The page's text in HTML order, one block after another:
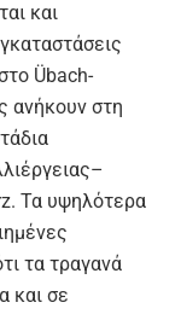
και
Übach-
ανήκουν στη
Τα υψηλότερα
τα τραγανά
και σε